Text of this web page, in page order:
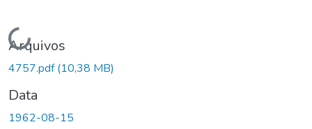
Carregando...
Arquivos
4757.pdf(10,38 MB)
Data
1962-08-15